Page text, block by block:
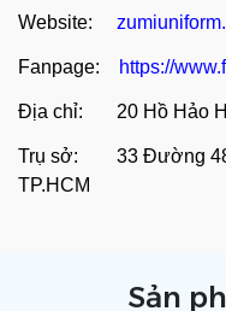
Website:
Fanpage: https://
Địa chỉ: 20 Hồ Hảo
Trụ sở: 33 Đường 48,
TP.HCM
Sản